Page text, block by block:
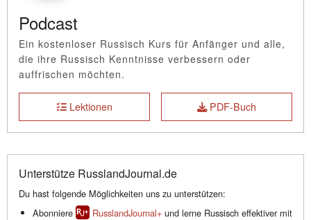
Podcast
Ein kostenloser Russisch Kurs für Anfänger und alle,
die ihre Russisch Kenntnisse verbessern oder
auffrischen möchten.
Lektionen PDF-Buch
Unterstütze RusslandJournal.de
Du hast folgende Möglichkeiten uns zu unterstützen:
Abonniere
RusslandJournal+ und lerne Russisch effektiver mit